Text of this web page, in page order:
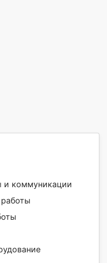
и коммуникации